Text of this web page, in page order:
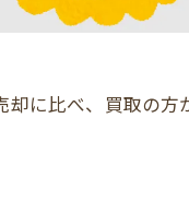
に比べ、買取の方